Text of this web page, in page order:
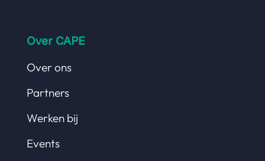
Over CAPE
Over ons
Partners
Werken bij
Events